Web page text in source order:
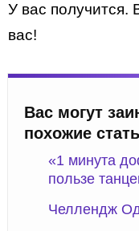
У вас получится.
вас!
Вас могут
похожие
«1 минута
пользе
Челлендж